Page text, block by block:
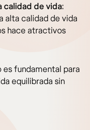
calidad de vida:
alta calidad de vida
hace atractivos
fundamental para
equilibrada sin